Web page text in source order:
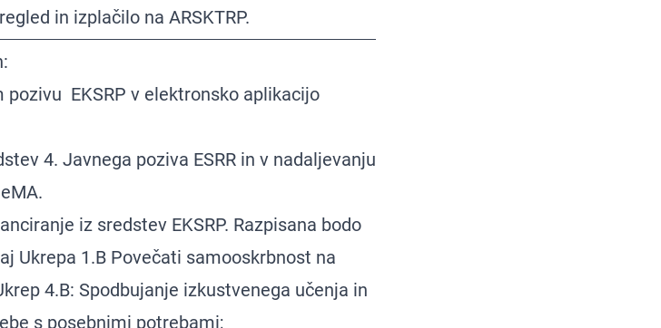
in izplačilo na ARSKTRP.
EKSRP v elektronsko aplikacijo
4. Javnega poziva ESRR in v nadaljevanju
iz sredstev EKSRP. Razpisana bodo
Ukrepa 1.B Povečati samooskrbnost na
4.B: Spodbujanje izkustvenega učenja in
s posebnimi potrebami;